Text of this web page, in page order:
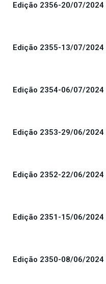
Edição 2356-20/07/2024
Edição 2355-13/07/2024
Edição 2354-06/07/2024
Edição 2353-29/06/2024
Edição 2352-22/06/2024
Edição 2351-15/06/2024
Edição 2350-08/06/2024